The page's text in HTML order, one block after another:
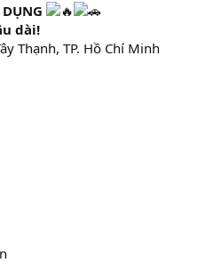
dài!
Thạnh, TP. Hồ Chí Minh